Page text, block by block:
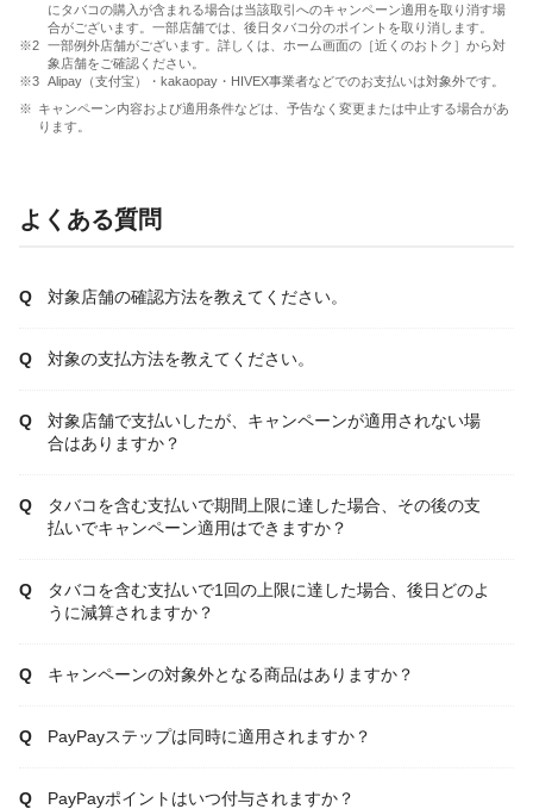
にタバコの購入が含まれる場合は当該取引へのキャンペーン適用を取り消す場
合がございます。一部店舗では、後日タバコ分のポイントを取り消します。
一部例外店舗がございます。詳しくは、ホーム画面の［近くのおトク］から対
象店舗をご確認ください。
Alipay（支付宝）・kakaopay・HIVEX事業者などでのお支払いは対象外です。
キャンペーン内容および適用条件などは、予告なく変更または中止する場合があ
ります。
よくある質問
対象店舗の確認方法を教えてください。
対象の支払方法を教えてください。
対象店舗で支払いしたが、キャンペーンが適用されない場
合はありますか？
タバコを含む支払いで期間上限に達した場合、その後の支
払いでキャンペーン適用はできますか？
タバコを含む支払いで1回の上限に達した場合、後日どのよ
うに減算されますか？
キャンペーンの対象外となる商品はありますか？
PayPayステップは同時に適用されますか？
PayPayポイントはいつ付与されますか？